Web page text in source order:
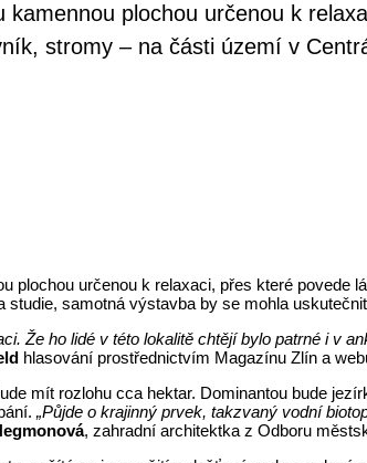
plochou určenou k
stromy – na části území v
plochou určenou k relaxaci, přes které
studie, samotná výstavba by se mohla
Že ho lidé v této lokalitě chtějí bylo patrné i v
hlasování prostřednictvím Magazínu Zlín a
mít rozlohu cca hektar. Dominantou bude
„Půjde o krajinný prvek, takzvaný vodní
, zahradní architektka z Odboru